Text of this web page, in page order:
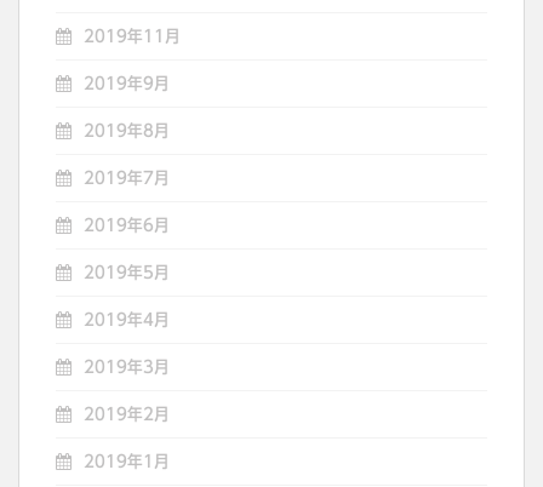
2019年11月
2019年9月
2019年8月
2019年7月
2019年6月
2019年5月
2019年4月
2019年3月
2019年2月
2019年1月